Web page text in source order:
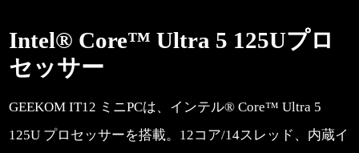
Intel® Core™ Ultra 5 125Uプロ
セッサー
GEEKOM IT12 ミニPCは、インテル® Core™ Ultra 5
125U プロセッサーを搭載。12コア/14スレッド、内蔵イ